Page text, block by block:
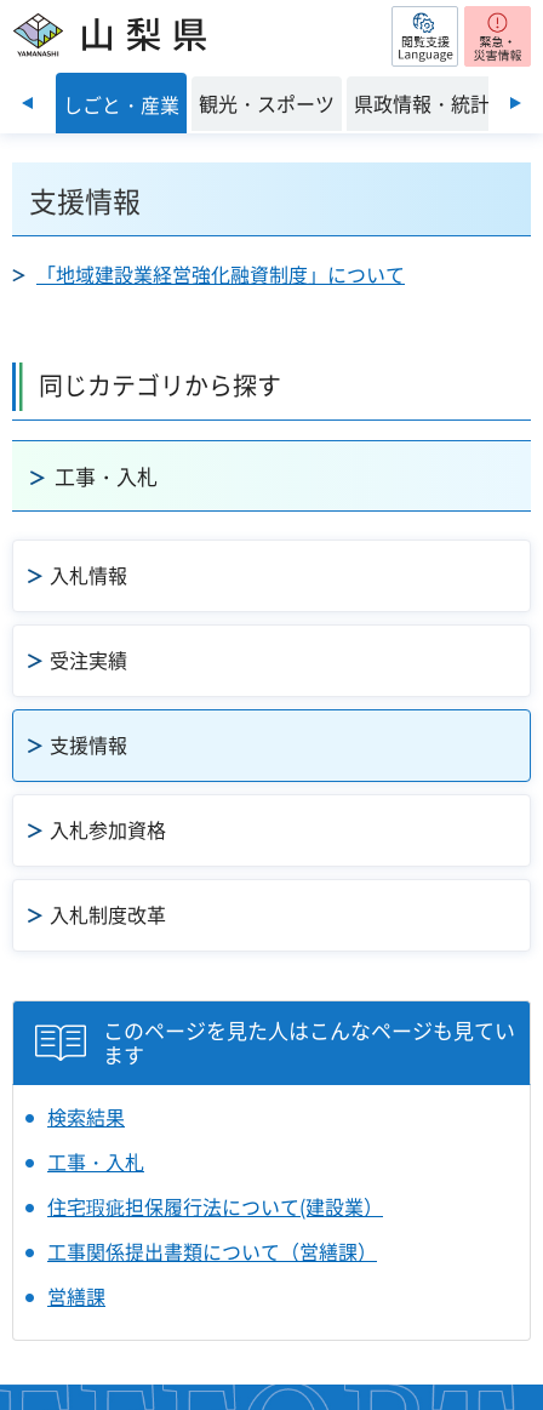
山梨県 閲覧支援
前のスライドを表示
境 しごと・産業 観光・スポーツ 県政情報・統計
支援情報
「地域建設業経営強化融資制度」について
同じカテゴリから探す
工事・入札
入札情報
受注実績
支援情報
入札参加資格
入札制度改革
このページを見た人はこんなページも見てい
ます
検索結果
工事・入札
住宅瑕疵担保履行法について(建設業）
工事関係提出書類について（営繕課）
営繕課